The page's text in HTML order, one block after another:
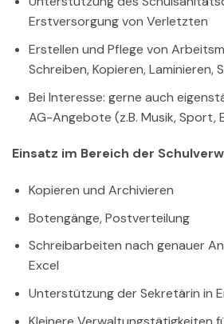
Erstversorgung von Verletzten
Erstellen und Pflege von
Schreiben, Kopieren, Laminieren,
Bei Interesse: gerne auch
AG-Angebote (z.B. Musik, Sport,
Einsatz im Bereich der
Kopieren und Archivieren
Botengänge, Postverteilung
Schreibarbeiten nach genauer
Excel
Unterstützung der Sekretärin in